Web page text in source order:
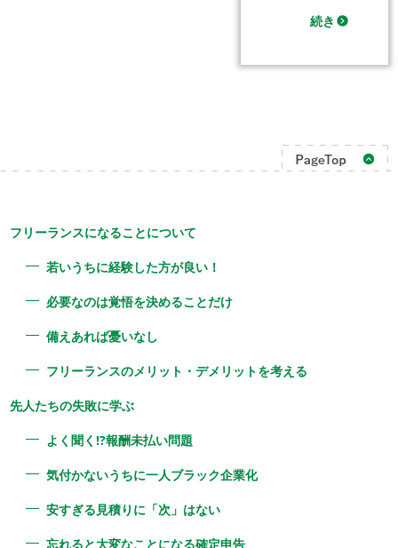
続き
フリーランスになることについて
若いうちに経験した方が良い！
必要なのは覚悟を決めることだけ
備えあれば憂いなし
フリーランスのメリット・デメリットを考える
先人たちの失敗に学ぶ
よく聞く!?報酬未払い問題
気付かないうちに一人ブラック企業化
安すぎる見積りに「次」はない
忘れると大変なことになる確定申告